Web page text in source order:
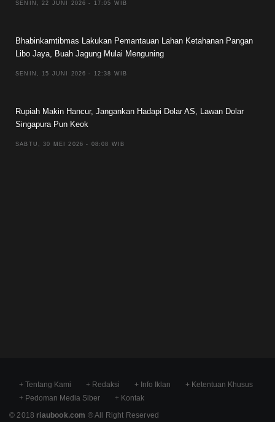
SENIN, 22 JUNI 2026 - 17:05 WIB
Bhabinkamtibmas Lakukan Pemantauan Lahan Ketahanan Pangan
Libo Jaya, Buah Jagung Mulai Menguning
SENIN, 15 JUNI 2026 - 12:38 WIB
Rupiah Makin Hancur, Jangankan Hadapi Dolar AS, Lawan Dolar
Singapura Pun Keok
SABTU, 30 MEI 2026 - 08:08 WIB
+ Tentang Kami + Redaksi + Info Iklan
+ Ketentuan Khusus
+ Pedoman Media Siber
+ Kontak
© 2018 riaubook.com ® All Right Reserved